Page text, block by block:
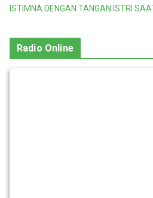
ISTIMNA DENGAN TANGAN ISTRI
Radio Online